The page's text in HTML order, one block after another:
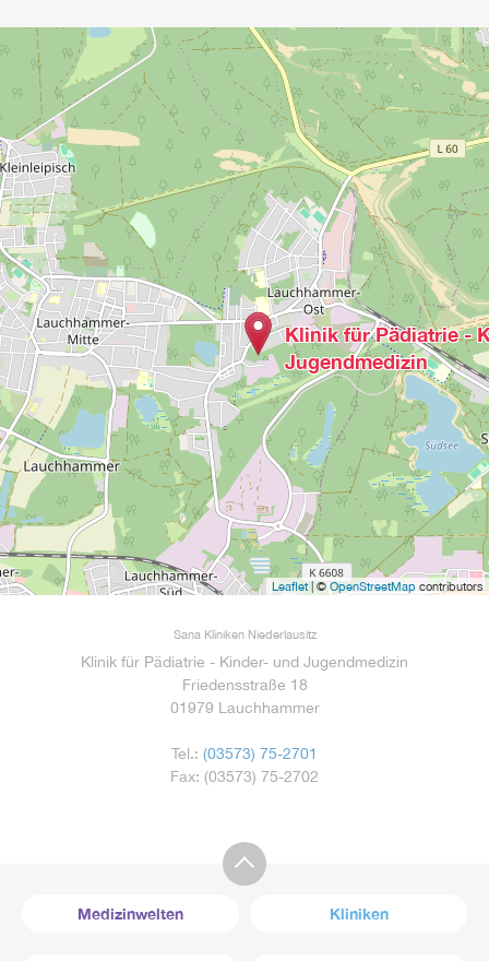
Klinik für Pädiatrie -
Jugendmedizin
Leaflet| © OpenStreetMap contributors
Sana Kliniken Niederlausitz
Klinik für Pädiatrie - Kinder- und Jugendmedizin
Friedensstraße 18
01979 Lauchhammer
Tel.: (03573) 75-2701
Fax: (03573) 75-2702
Medizinwelten Kliniken